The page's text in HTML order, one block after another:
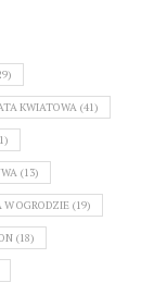
KWIATOWA (41)
(13)
W OGRODZIE (19)
(18)